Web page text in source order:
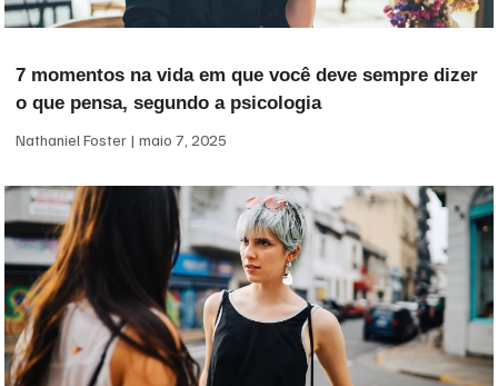
7 momentos na vida em que você deve sempre dizer
o que pensa, segundo a psicologia
Nathaniel Foster maio 7, 2025